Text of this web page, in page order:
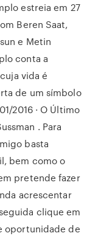
estreia em 27
Beren Saat,
e Metin
conta a
vida é
de um símbolo
2016 · O Último
. Para
basta
bem como o
pretende fazer
acrescentar
clique em
oportunidade de